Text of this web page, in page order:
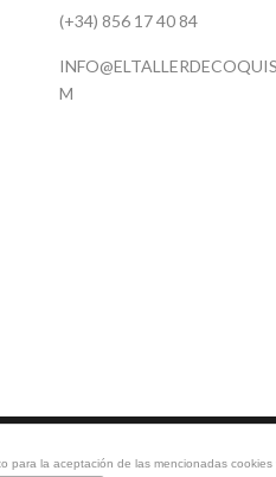
(+34) 856 17 40 84
M
la aceptación de las mencionadas